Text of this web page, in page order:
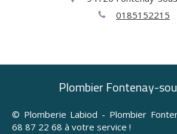
0185152215
Plombier Fontenay-
© Plomberie Labiod - Plombier
68 87 22 68 à votre service !